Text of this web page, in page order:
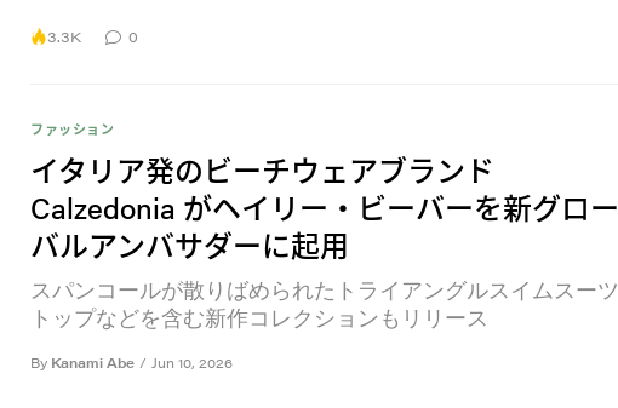
3.3K 0
ファッション
イタリア発のビーチウェアブランド
Calzedonia がヘイリー・ビーバーを新グロー
バルアンバサダーに起用
スパンコールが散りばめられたトライアングルスイムスーツ
トップなどを含む新作コレクションもリリース
By Kanami Abe / Jun 10, 2026